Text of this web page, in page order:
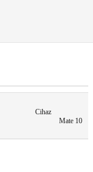
Cihaz
Mate 10